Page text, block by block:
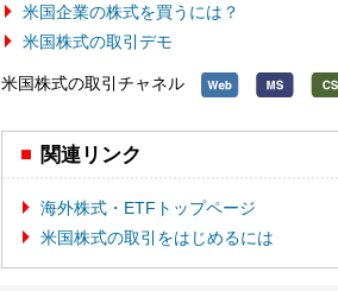
米国企業の株式を買うには？
米国株式の取引デモ
米国株式の取引チャネル
関連リンク
海外株式・ETFトップページ
米国株式の取引をはじめるには